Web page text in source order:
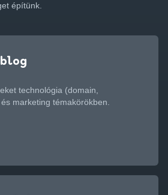
építünk.
technológia (domain,
marketing témakörökben.